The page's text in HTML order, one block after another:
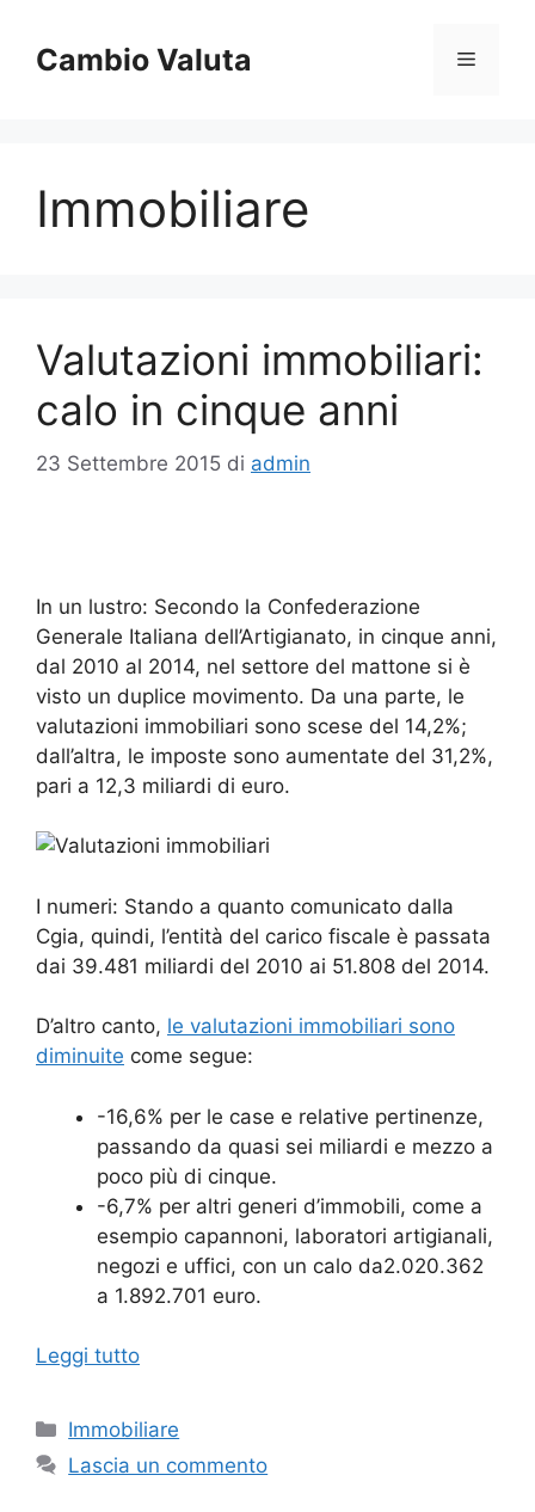
contenuto
Cambio Valuta Menu
Immobiliare
Valutazioni immobiliari:
calo in cinque anni
23 Settembre 2015 di admin
In un lustro: Secondo la Confederazione
Generale Italiana dell’Artigianato, in cinque anni,
dal 2010 al 2014, nel settore del mattone si è
visto un duplice movimento. Da una parte, le
valutazioni immobiliari sono scese del 14,2%;
dall’altra, le imposte sono aumentate del 31,2%,
pari a 12,3 miliardi di euro.
I numeri: Stando a quanto comunicato dalla
Cgia, quindi, l’entità del carico fiscale è passata
dai 39.481 miliardi del 2010 ai 51.808 del 2014.
D’altro canto, le valutazioni immobiliari sono
diminuite come segue:
-16,6% per le case e relative pertinenze,
passando da quasi sei miliardi e mezzo a
poco più di cinque.
-6,7% per altri generi d’immobili, come a
esempio capannoni, laboratori artigianali,
negozi e uffici, con un calo da2.020.362
a 1.892.701 euro.
Leggi tutto
Categorie
Immobiliare
Lascia un commento